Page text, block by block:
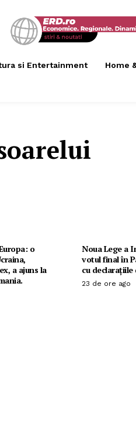
si Entertainment Home
o
a ajuns la
Noua Lege a
votul final în
cu
23 de ore ago